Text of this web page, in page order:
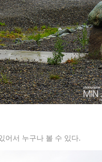
어서 누구나 볼 수 있다.